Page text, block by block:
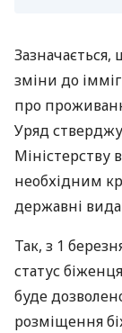
Зазначається,
зміни до
про
Уряд
Міністерству
необхідним
державні
Так, з 1
статус
буде
розміщення